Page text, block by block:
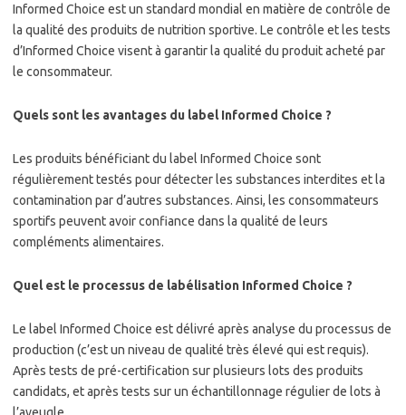
Informed Choice est un standard mondial en matière de contrôle de
la qualité des produits de nutrition sportive. Le contrôle et les tests
d’Informed Choice visent à garantir la qualité du produit acheté par
le consommateur.
Quels sont les avantages du label Informed Choice ?
Les produits bénéficiant du label Informed Choice sont
régulièrement testés pour détecter les substances interdites et la
contamination par d’autres substances. Ainsi, les consommateurs
sportifs peuvent avoir confiance dans la qualité de leurs
compléments alimentaires.
Quel est le processus de labélisation Informed Choice ?
Le label Informed Choice est délivré après analyse du processus de
production (c’est un niveau de qualité très élevé qui est requis).
Après tests de pré-certification sur plusieurs lots des produits
candidats, et après tests sur un échantillonnage régulier de lots à